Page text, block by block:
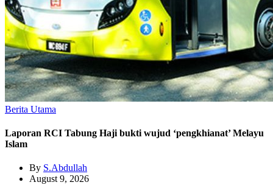
Berita Utama
Laporan RCI Tabung Haji bukti wujud ‘pengkhianat’ Melayu
Islam
By S.Abdullah
August 9, 2026